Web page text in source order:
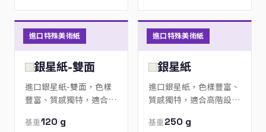
進口特殊美術紙
銀星紙-雙面
進口銀星紙-雙面，色樣
豐富、質感獨特，適合高
歡迎來電指定色號。
基重120 g
進口特殊美術紙
銀星紙
進口銀星紙，色樣豐富、
質感獨特，適合高階設
來電指定色號。
基重250 g